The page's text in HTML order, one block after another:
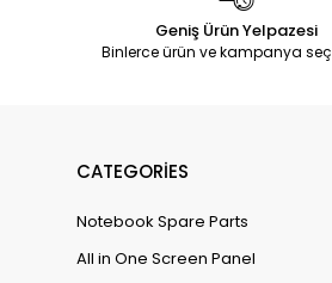
Geniş Ürün Yelpazesi
Binlerce ürün ve kampanya
CATEGORİES
Notebook Spare Parts
All in One Screen Panel